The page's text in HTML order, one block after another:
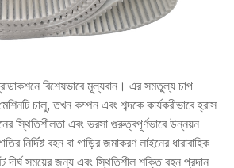
বিশেষভাবে মূল্যবান। এর সমতুল্য চাপ
চালু, তখন কম্পন এবং শব্দকে কার্যকরীভাবে হ্রাস
স্থিতিশীলতা এবং ভরসা গুরুত্বপূর্ণভাবে উন্নয়ন
নির্দিষ্ট বহন বা গাড়ির জমাকরণ লাইনের ধারাবাহিক
দীর্ঘ সময়ের জন্য এবং স্থিতিশীল শক্তি বহন প্রদান